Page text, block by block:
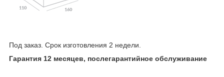
Под заказ. Срок изготовления 2 недели.
Гарантия 12 месяцев, послегарантийное обслуживание